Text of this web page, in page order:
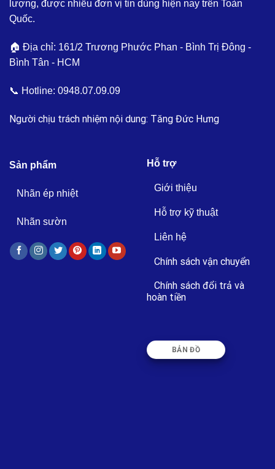
lượng, được nhiều đơn vị tin dùng hiện nay trên Toàn
Quốc.
🏠 Địa chỉ: 161/2 Trương Phước Phan - Bình Trị Đông -
Bình Tân - HCM
📞 Hotline: 0948.07.09.09
Người chịu trách nhiệm nội dung: Tăng Đức Hưng
Sản phẩm
Nhãn ép nhiệt
Nhãn sườn
Hỗ trợ
Giới thiệu
Hỗ trợ kỹ thuật
Liên hệ
Chính sách vận chuyển
Chính sách đổi trả và
hoàn tiền
BẢN ĐỒ